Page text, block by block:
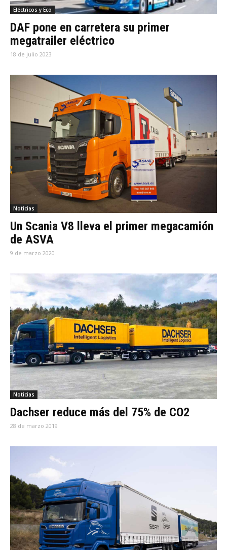
Eléctricos y Eco
DAF pone en carretera su primer
megatrailer eléctrico
18 de julio 2023
Noticias
Un Scania V8 lleva el primer megacamión
de ASVA
9 de marzo 2020
Noticias
Dachser reduce más del 75% de CO2
28 de marzo 2019